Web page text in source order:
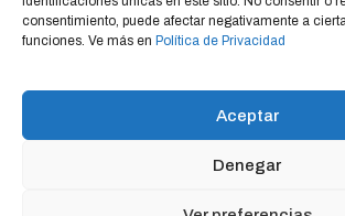
consentimiento, puede afectar negativamente a
funciones. Ve más en Política de Privacidad
Aceptar
Denegar
Política de privacidad
CONTACTO